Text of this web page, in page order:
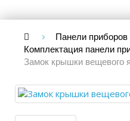
Панели приборов
Комплектация панели
Замок крышки вещевого